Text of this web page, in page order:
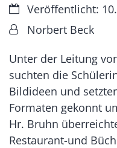
Datum:Veröffentlicht:
Von:Norbert Beck
Unter der Leitung
suchten die
Bildideen und
Formaten gekonnt
Hr. Bruhn
Restaurant-und